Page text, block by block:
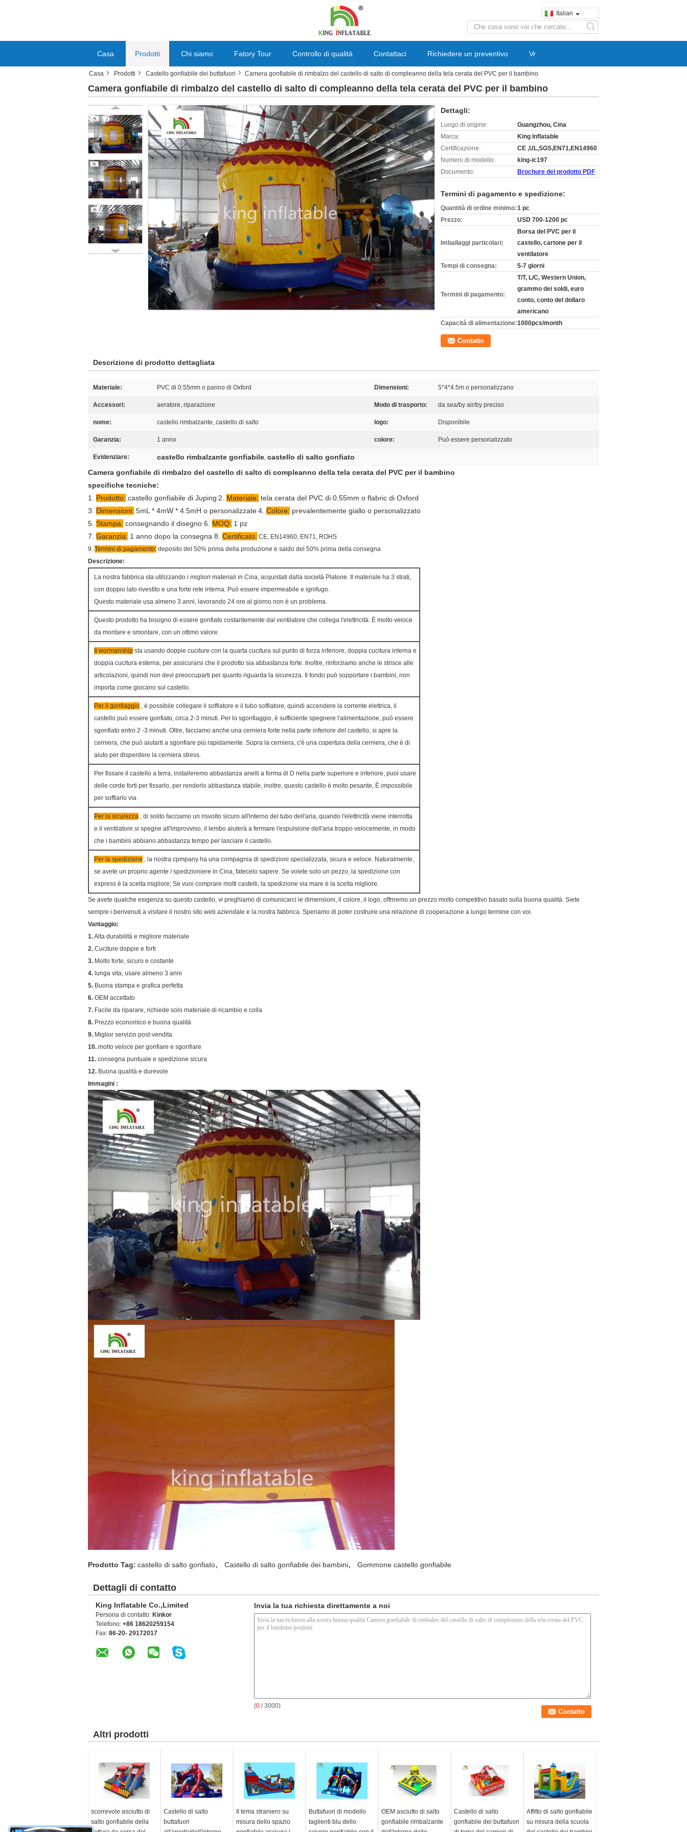
Italian
search
Casa Prodotti Chi siamo Fatory Tour Controllo di qualità Contattaci Richiedere un preventivo Vr
Casa Prodotti Castello gonfiabile dei buttafuori Camera gonfiabile di rimbalzo del castello di salto di compleanno della tela cerata del PVC per il bambino
Camera gonfiabile di rimbalzo del castello di salto di compleanno della tela cerata del PVC per il bambino
Dettagli:
Luogo di origine:
Guangzhou, Cina
Marca:
King Inflatable
Certificazione:
CE ,UL,SGS,EN71,EN14960
Numero di modello:
king-ic197
Documento:
Brochure del prodotto PDF
Termini di pagamento e spedizione:
Quantità di ordine minimo:1 pc
Prezzo:
USD 700-1200 pc
Imballaggi particolari:
Borsa del PVC per il
castello, cartone per il
ventilatore
Tempi di consegna:
5-7 giorni
Termini di pagamento:
T/T, L/C, Western Union,
grammo dei soldi, euro
conto, conto del dollaro
americano
Capacità di alimentazione:1000pcs/month
Contatto
Descrizione di prodotto dettagliata
Materiale: PVC di 0.55mm o panno di Oxford Dimensioni: 5*4*4.5m o personalizzano
Accessori: aeratore, riparazione Modo di trasporto: da sea/by air/by preciso
nome: castello rimbalzante, castello di salto logo: Disponibile
Garanzia: 1 anno colore: Può essere personalizzato
Evidenziare: castello rimbalzante gonfiabile, castello di salto gonfiato
Camera gonfiabile di rimbalzo del castello di salto di compleanno della tela cerata del PVC per il bambino
specifiche tecniche:
1. Prodotto: castello gonfiabile di Juping 2. Materiale: tela cerata del PVC di 0.55mm o flabric di Oxford
3. Dimensioni: 5mL * 4mW * 4.5mH o personalizzate4. Colore: prevalentemente giallo o personalizzato
5. Stampa: consegnando il disegno 6. MOQ: 1 pz
7. Garanzia: 1 anno dopo la consegna 8. Certificato: CE, EN14960, EN71, ROHS
9. Termini di pagamento: deposito del 50% prima della produzione e saldo del 50% prima della consegna
Descrizione:
La nostra fabbrica sta utilizzando i migliori materiali in Cina, acquistati dalla società Platone. Il materiale ha 3 strati,
con doppio lato rivestito e una forte rete interna. Può essere impermeabile e ignifugo.
Questo materiale usa almeno 3 anni, lavorando 24 ore al giorno non è un problema.
Questo prodotto ha bisogno di essere gonfiato costantemente dal ventilatore che collega l'elettricità. È molto veloce
da montare e smontare, con un ottimo valore.
Il wormanship sta usando doppie cuciture con la quarta cucitura sul punto di forza inferiore, doppia cucitura interna e
doppia cucitura esterna, per assicurarsi che il prodotto sia abbastanza forte. Inoltre, rinforziamo anche le strisce alle
articolazioni, quindi non devi preoccuparti per quanto riguarda la sicurezza. Il fondo può sopportare i bambini, non
importa come giocano sul castello.
Per il gonfiaggio , è possibile collegare il soffiatore e il tubo soffiatore, quindi accendere la corrente elettrica, il
castello può essere gonfiato, circa 2-3 minuti. Per lo sgonfiaggio, è sufficiente spegnere l'alimentazione, può essere
sgonfiato entro 2 -3 minuti. Oltre, facciamo anche una cerniera forte nella parte inferiore del castello, si apre la
cerniera, che può aiutarti a sgonfiare più rapidamente. Sopra la cerniera, c'è una copertura della cerniera, che è di
aiuto per disperdere la cerniera stress.
Per fissare il castello a terra, installeremo abbastanza anelli a forma di D nella parte superiore e inferiore, puoi usare
delle corde forti per fissarlo, per renderlo abbastanza stabile, inoltre, questo castello è molto pesante, È impossibile
per soffiarlo via
Per la sicurezza , di solito facciamo un risvolto sicuro all'interno del tubo dell'aria, quando l'elettricità viene interrotta
e il ventilatore si spegne all'improvviso, il lembo aiuterà a fermare l'espulsione dell'aria troppo velocemente, in modo
che i bambini abbiano abbastanza tempo per lasciare il castello.
Per la spedizione , la nostra cpmpany ha una compagnia di spedizioni specializzata, sicura e veloce. Naturalmente,
se avete un proprio agente / spedizioniere in Cina, fatecelo sapere. Se volete solo un pezzo, la spedizione con
express è la scelta migliore; Se vuoi comprare molti castelli, la spedizione via mare è la scelta migliore.
Se avete qualche esigenza su questo castello, vi preghiamo di comunicarci le dimensioni, il colore, il logo, offriremo un prezzo molto competitivo basato sulla buona qualità. Siete
sempre i benvenuti a visitare il nostro sito web aziendale e la nostra fabbrica. Speriamo di poter costruire una relazione di cooperazione a lungo termine con voi.
Vantaggio:
1.Alta durabilità e migliore materiale
2. Cuciture doppie e forti
3. Molto forte, sicuro e costante
4. lunga vita, usare almeno 3 anni
5. Buona stampa e grafica perfetta
6. OEM accettato
7. Facile da riparare, richiede solo materiale di ricambio e colla
8. Prezzo economico e buona qualità
9. Miglior servizio post-vendita
10. molto veloce per gonfiare e sgonfiare
11. consegna puntuale e spedizione sicura
12. Buona qualità e durevole
Immagini :
Prodotto Tag: castello di salto gonfiato, Castello di salto gonfiabile dei bambini, Gommone castello gonfiabile
Dettagli di contatto
King Inflatable Co.,Limited
Persona di contatto: Kinkor
Telefono: +86 18620259154
Fax: 86-20- 29172017
Invia la tua richiesta direttamente a noi
(0 / 3000)
Altri prodotti
scorrevole asciutto di
salto gonfiabile della
Castello di salto
buttafuori
Il tema straniero su
misura dello spazio
Buttafuori di modello
taglienti blu dello
OEM asciutto di salto
gonfiabile rimbalzante
Castello di salto
gonfiabile dei buttafuori
Affitto di salto gonfiabile
su misura della scuola